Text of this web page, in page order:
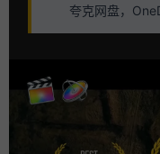
夸克网盘，